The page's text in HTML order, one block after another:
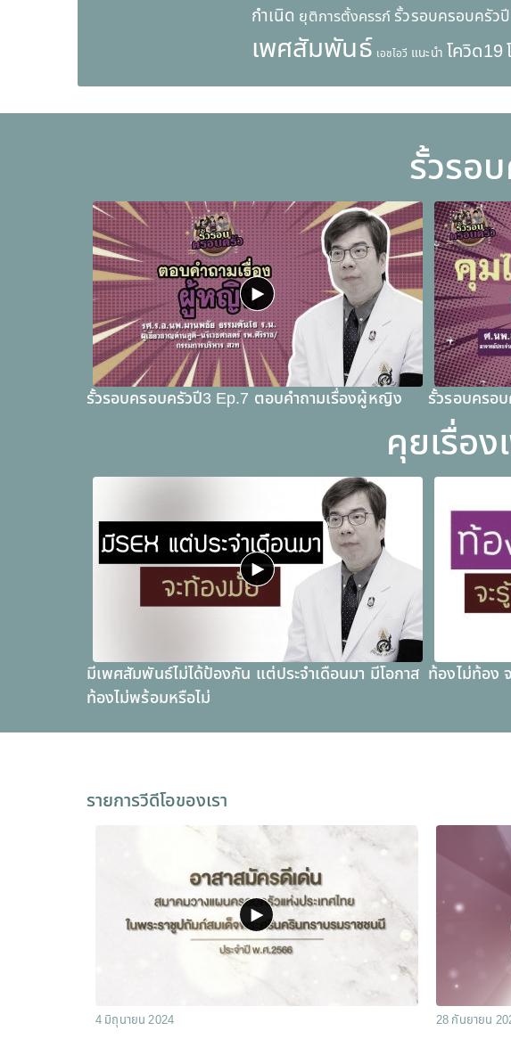
กำเนิด ยุติการตั้งครรภ์ รั้วรอบครอบครัว
เพศสัมพันธ์ เอชไอวี แนะนำ โควิด19
รั้วรอ
รั้วรอบครอบครัวปี3 Ep.7 ตอบคำถามเรื่องผู้หญิง รั้วรอบครอ
คุยเรื่อ
มีเพศสัมพันธ์ไม่ได้ป้องกัน แต่ประจำเดือนมา มีโอกาส
ท้องไม่พร้อมหรือไม่
ท้องไม่ท้อง
รายการวีดีโอของเรา
4 มิถุนายน 2024 28 กันยายน